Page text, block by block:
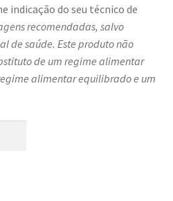
indicação do seu técnico de
recomendadas, salvo
de saúde. Este produto não
de um regime alimentar
alimentar equilibrado e um